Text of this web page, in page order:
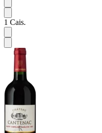
1 Cais.